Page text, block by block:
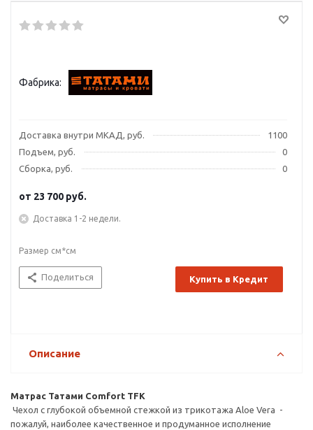
Фабрика:
Доставка внутри МКАД, руб.
1100
Подъем, руб.
0
Сборка, руб.
0
от 23 700 руб.
Доставка 1-2 недели.
Размер см*см
Поделиться Купить в Кредит
Описание
Матрас Татами Comfort TFK
Чехол с глубокой объемной стежкой из трикотажа Aloe Vera -
пожалуй, наиболее качественное и продуманное исполнение